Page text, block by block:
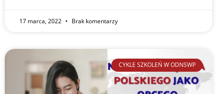
17 marca, 2022 Brak komentarzy
CYKLE SZKOLEŃ W ODNSWP